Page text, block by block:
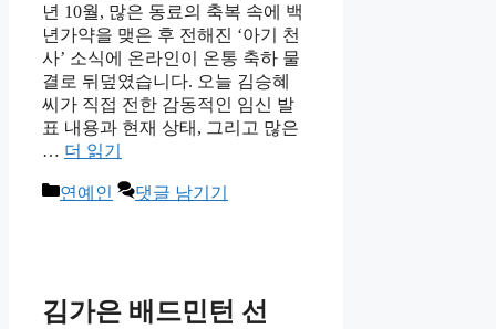
년 10월, 많은 동료의 축복 속에 백
년가약을 맺은 후 전해진 ‘아기 천
사’ 소식에 온라인이 온통 축하 물
결로 뒤덮였습니다. 오늘 김승혜
씨가 직접 전한 감동적인 임신 발
표 내용과 현재 상태, 그리고 많은
… 더 읽기
카
연예인 댓글 남기기
김가은 배드민턴 선